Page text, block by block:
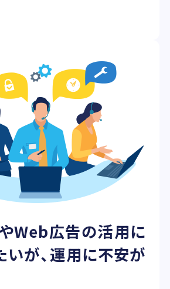
Web広告の活用に
いが、運用に不安が